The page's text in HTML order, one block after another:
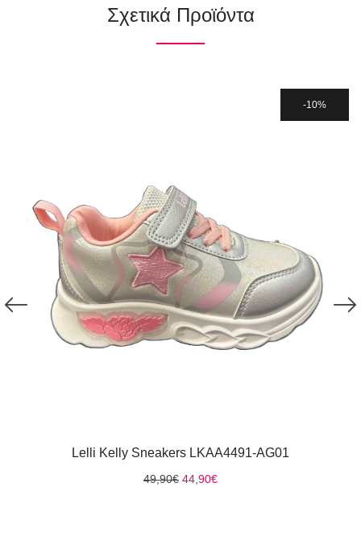
Σχετικά Προϊόντα
10%
Lelli Kelly Sneakers LKAA4491-AG01
49,90€ Original
44,90€Η